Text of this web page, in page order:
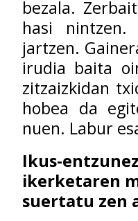
bezala.
hasi nintzen.
jartzen.
irudia baita
zitzaizkidan
hobea da
nuen. Labur
Ikus-
ikerketaren
suertatu zen